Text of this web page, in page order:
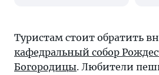
Туристам стоит обратить
кафедральный собор
Богородицы. Любители